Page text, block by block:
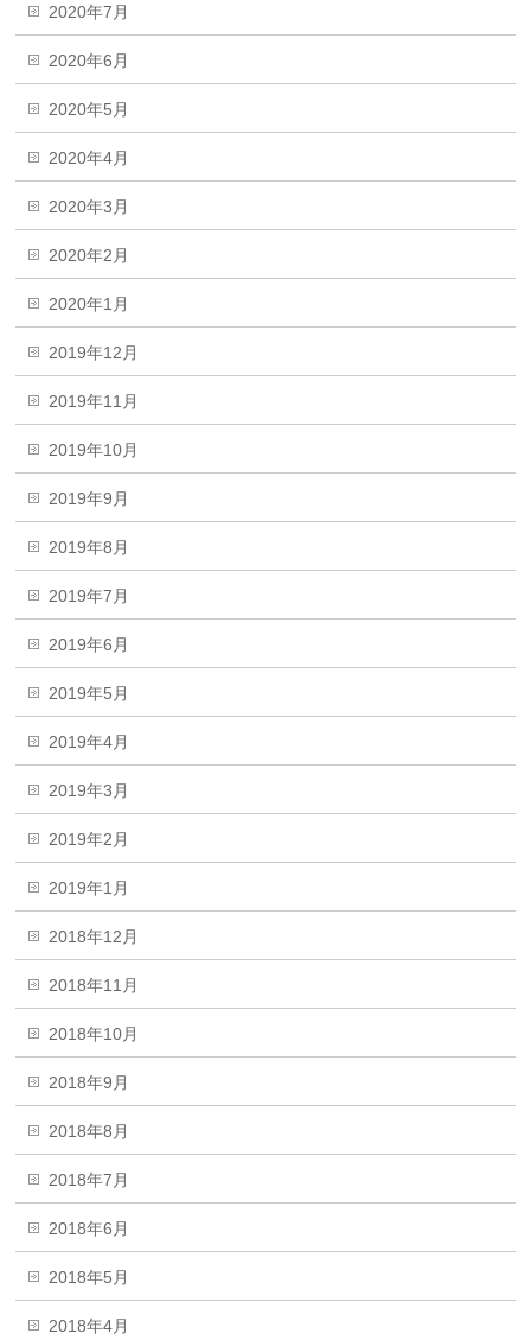
2020年7月
2020年6月
2020年5月
2020年4月
2020年3月
2020年2月
2020年1月
2019年12月
2019年11月
2019年10月
2019年9月
2019年8月
2019年7月
2019年6月
2019年5月
2019年4月
2019年3月
2019年2月
2019年1月
2018年12月
2018年11月
2018年10月
2018年9月
2018年8月
2018年7月
2018年6月
2018年5月
2018年4月